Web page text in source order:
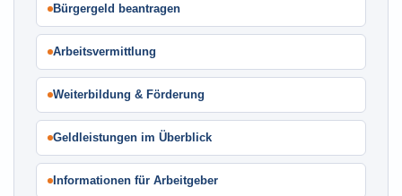
Bürgergeld beantragen
Arbeitsvermittlung
Weiterbildung & Förderung
Geldleistungen im Überblick
Informationen für Arbeitgeber